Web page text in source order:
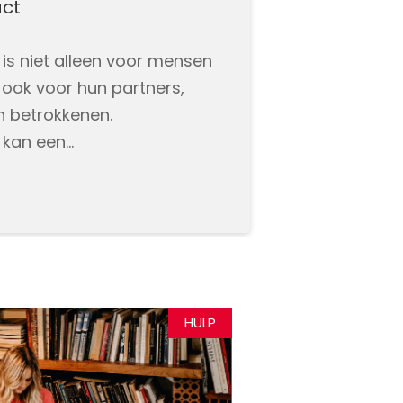
niet alleen voor mensen
voor hun partners,
betrokkenen.
een…
HULP